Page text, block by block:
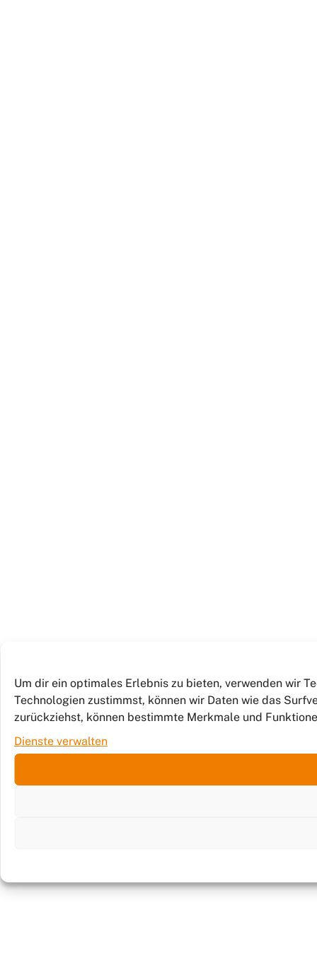
Um dir ein optimales Erlebnis zu bieten, verwenden wir
Technologien zustimmst, können wir Daten wie das
zurückziehst, können bestimmte Merkmale und
Dienste verwalten